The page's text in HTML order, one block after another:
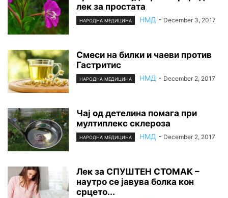
лек за простата
НАРОДНА МЕДИЦИНА НМД - December 3, 2017
Смеси на билки и чаеви против
Гастритис
НАРОДНА МЕДИЦИНА НМД - December 2, 2017
Чај од детелина помага при
мултиплекс склероза
НАРОДНА МЕДИЦИНА НМД - December 2, 2017
Лек за СПУШТЕН СТОМАК –
наутро се јавува болка кон
срцето...